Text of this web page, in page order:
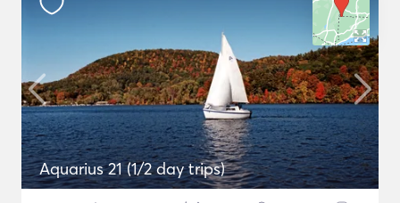
Aquarius 21 (1/2 day trips)